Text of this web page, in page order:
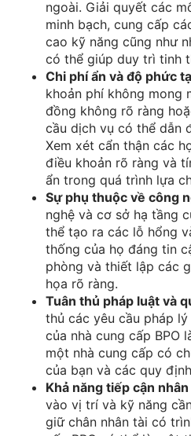
ngoài. Giải quyết các
minh bạch, cung cấp
cao kỹ năng cũng như
có thể giúp duy trì tinh
Chi phí ẩn và độ phức
khoản phí không mong
đồng không rõ ràng
cầu dịch vụ có thể dẫn
Xem xét cẩn thận các
điều khoản rõ ràng và
ẩn trong quá trình lựa
Sự phụ thuộc về công
nghệ và cơ sở hạ tầng
thể tạo ra các lỗ hổng
thống của họ đáng tin
phòng và thiết lập các
họa rõ ràng.
Tuân thủ pháp luật và
thủ các yêu cầu pháp
của nhà cung cấp BPO
một nhà cung cấp có
của bạn và các quy
Khả năng tiếp cận
vào vị trí và kỹ năng
giữ chân nhân tài có